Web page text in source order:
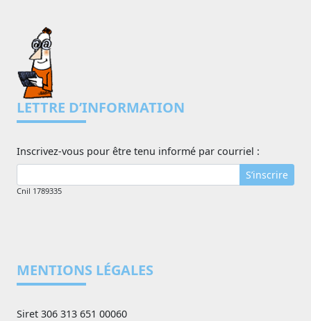
LETTRE D’INFORMATION
Inscrivez-vous pour être tenu informé par courriel :
S’inscrire
Cnil 1789335
MENTIONS LÉGALES
Siret 306 313 651 00060